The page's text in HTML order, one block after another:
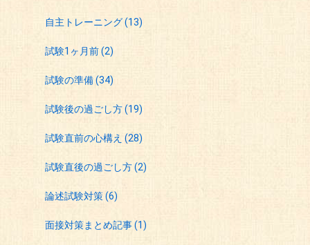
自主トレーニング(13)
試験1ヶ月前(2)
試験の準備(34)
試験後の過ごし方(19)
試験直前の心構え (28)
試験直後の過ごし方(2)
論述試験対策(6)
面接対策まとめ記事(1)